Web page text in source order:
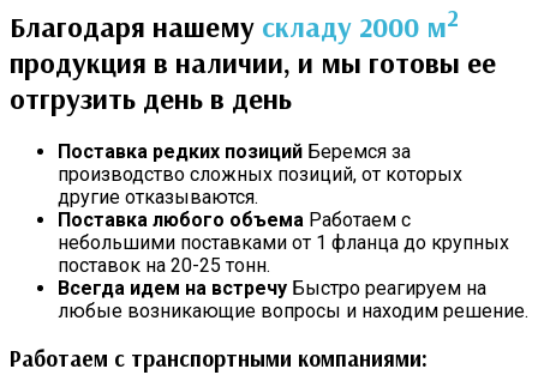
Благодаря нашему складу 2000 м2
продукция в наличии, и мы готовы ее
отгрузить день в день
Поставка редких позиций Беремся за
производство сложных позиций, от которых
другие отказываются.
Поставка любого объема Работаем с
небольшими поставками от 1 фланца до крупных
поставок на 20-25 тонн.
Всегда идем на встречу Быстро реагируем на
любые возникающие вопросы и находим решение.
Работаем с транспортными компаниями: